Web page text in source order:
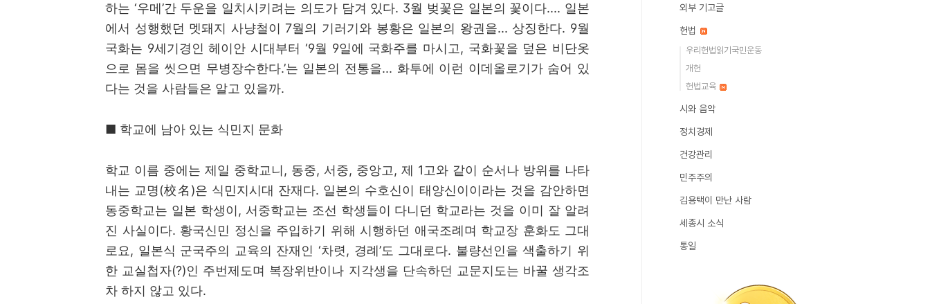
하는 ‘우메’간 두운을 일치시키려는 의도가 담겨 있다. 3월 벚꽃은 일본의 꽃이다.... 일본
에서 성행했던 멧돼지 사냥철이7월의 기러기와 봉황은 일본의 왕권을... 상징한다. 9월
국화는 9세기경인 헤이안 시대부터 ‘9월 9일에 국화주를 마시고 , 국화꽃을 덮은 비단옷
으로 몸을 씻으면 무병장수한다.’는 일본의 전통을... 화투에 이런 이데올로기가 숨어 있
다는 것을 사람들은 알고 있을까.
■ 학교에 남아 있는 식민지 문화
학교 이름 중에는 제일 중학교니 , 동중, 서중, 중앙고 , 제 1고와 같이 순서나 방위를 나타
내는 교명(校名 )은 식민지시대 잔재다. 일본의 수호신이 태양신이이라는 것을 감안하면
동중학교는 일본 학생이 , 서중학교는 조선 학생들이 다니던 학교라는 것을 이미 잘 알려
진 사실이다. 황국신민 정신을 주입하기 위해 시행하던 애국조례며 학교장 훈화도 그대
로요 , 일본식 군국주의 교육의 잔재인‘차렷, 경례’도 그대로다. 불량선인을 색출하기 위
한 교실첩자(?)인 주번제도며 복장위반이나 지각생을 단속하던 교문지도는 바꿀 생각조
차 하지 않고 있다.
외부 기고글
헌법
우리헌법읽기국민운동
개헌
헌법교육
시와 음악
정치경제
건강관리
민주주의
김용택이 만난 사람
세종시 소식
통일